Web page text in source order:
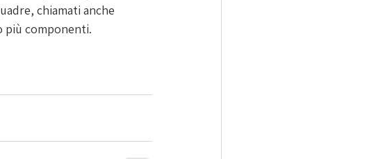
chiamati anche
più componenti.